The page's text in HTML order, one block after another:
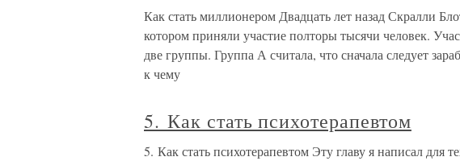
Как стать миллионером Двадцать лет назад Скралли
котором приняли участие полторы тысячи человек.
две группы. Группа А считала, что сначала следует
к чему
5. Как стать психотерапевтом
5. Как стать психотерапевтом Эту главу я написал для